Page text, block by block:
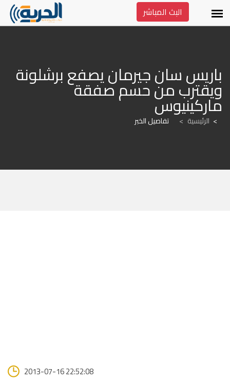
البث المباشر
ويقترب من حسم صفقة
ماركينيوس
الرئيسية > تفاصيل الخبر
2013-07-16 22:52:08